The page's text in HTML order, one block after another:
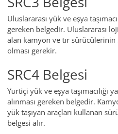
Uluslararası yük ve eşya
gereken belgedir. Uluslararası
alan kamyon ve tır sürücülerinin
olması gerekir.
SRC4 Belgesi
Yurtiçi yük ve eşya taşımacılığı
alınması gereken belgedir.
yük taşıyan araçları kullanan
belgesi alır.